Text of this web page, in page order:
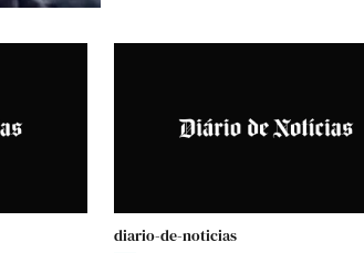
diario-de-noticias